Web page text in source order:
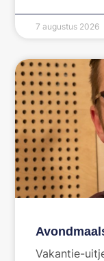
7 augustus 2026
Vakantie-